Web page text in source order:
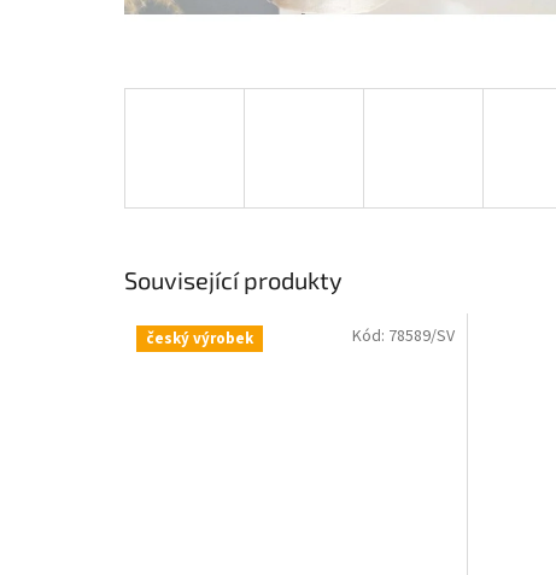
Související produkty
český výrobek Kód: 78589/SV